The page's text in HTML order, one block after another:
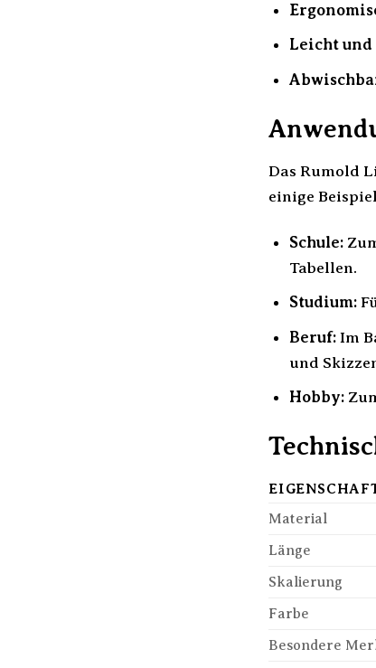
Leicht
Das Rumold
einige
Schule:
Tabellen.
Studium:
Beruf:Im
und
Hobby:
Material
Länge
Skalierung
Farbe
Besondere